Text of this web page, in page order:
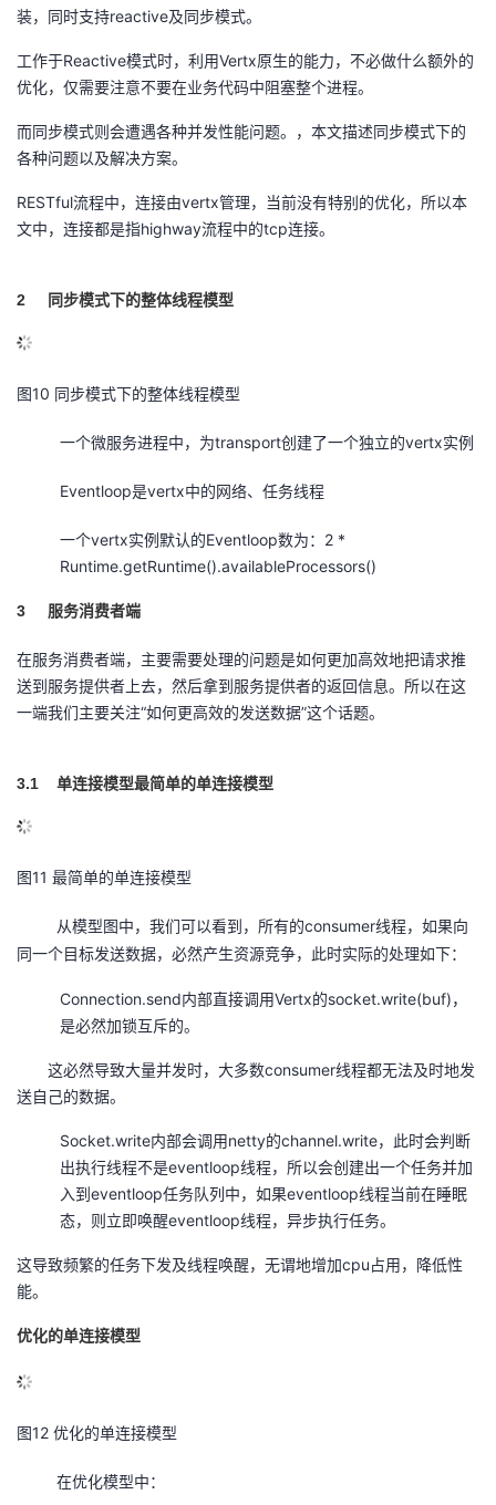
装，同时支持reactive及同步模式。
工作于Reactive模式时，利用Vertx原生的能力，不必做什么额外的
优化，仅需要注意不要在业务代码中阻塞整个进程。
而同步模式则会遭遇各种并发性能问题。，本文描述同步模式下的
各种问题以及解决方案。
RESTful流程中，连接由vertx管理，当前没有特别的优化，所以本
文中，连接都是指highway流程中的tcp连接。
2 同步模式下的整体线程模型
图10 同步模式下的整体线程模型
一个微服务进程中，为transport创建了一个独立的vertx实例
Eventloop是vertx中的网络、任务线程
一个vertx实例默认的Eventloop数为：2 *
Runtime.getRuntime().availableProcessors()
3 服务消费者端
在服务消费者端，主要需要处理的问题是如何更加高效地把请求推
送到服务提供者上去，然后拿到服务提供者的返回信息。所以在这
一端我们主要关注“如何更高效的发送数据”这个话题。
3.1 单连接模型最简单的单连接模型
图11 最简单的单连接模型
从模型图中，我们可以看到，所有的consumer线程，如果向
同一个目标发送数据，必然产生资源竞争，此时实际的处理如下：
Connection.send内部直接调用Vertx的socket.write(buf)，
是必然加锁互斥的。
这必然导致大量并发时，大多数consumer线程都无法及时地发
送自己的数据。
Socket.write内部会调用netty的channel.write，此时会判断
出执行线程不是eventloop线程，所以会创建出一个任务并加
入到eventloop任务队列中，如果eventloop线程当前在睡眠
态，则立即唤醒eventloop线程，异步执行任务。
这导致频繁的任务下发及线程唤醒，无谓地增加cpu占用，降低性
能。
优化的单连接模型
图12 优化的单连接模型
在优化模型中：